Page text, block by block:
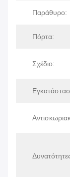
Παράθυρο:
Πόρτα:
Σχέδιο: